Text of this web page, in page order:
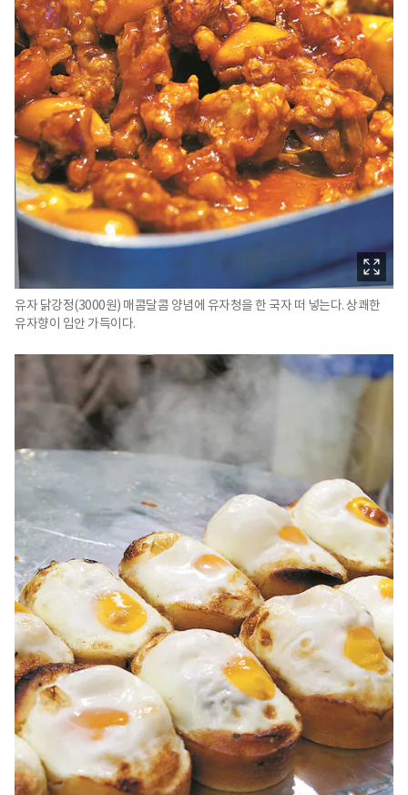
유자 닭강정(3000원) 매콤달콤 양념에 유자청을 한 국자 떠 넣는다. 상쾌한
유자향이 입안 가득이다.